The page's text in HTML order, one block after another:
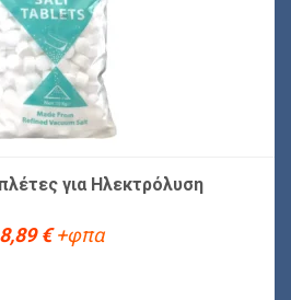
για Ηλεκτρόλυση
€ +φπα